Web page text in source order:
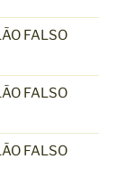
FALSO
FALSO
FALSO